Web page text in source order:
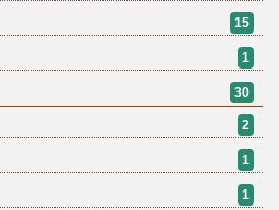
15
1
30
2
1
1